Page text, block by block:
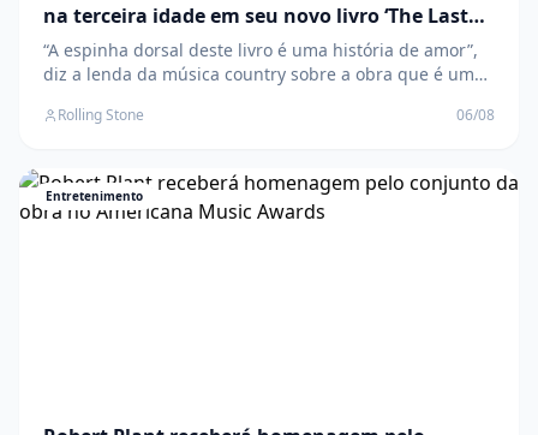
na terceira idade em seu novo livro ‘The Last
Leaf’
“A espinha dorsal deste livro é uma história de amor”,
diz a lenda da música country sobre a obra que é uma
reflete sobre casamento e a arte na terceira idade em
Rolling Stone Brasil .
Rolling Stone 06/08
Entretenimento